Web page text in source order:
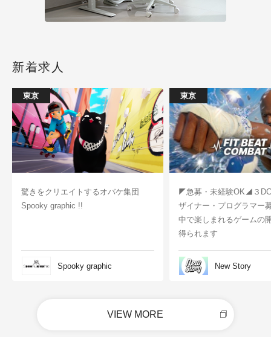
新着求人
東京
驚きをクリエイトするオバケ集団
Spooky graphic !!
Spooky graphic
東京
◤急募・未経験OK◢３
ザイナー・プログラマー
中で楽しまれるゲームの
得られます
New Story
VIEW MORE